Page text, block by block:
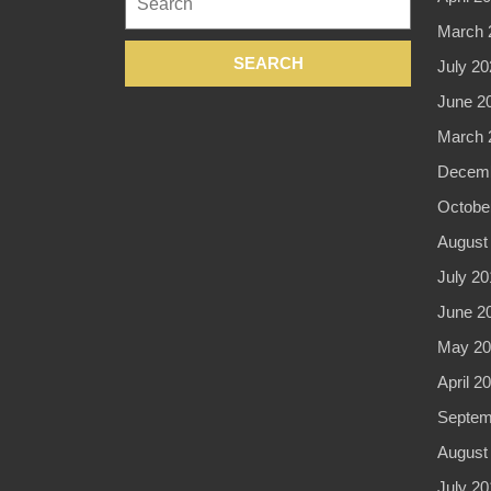
for:
March
July
June
March
August
July
June
May
April
August